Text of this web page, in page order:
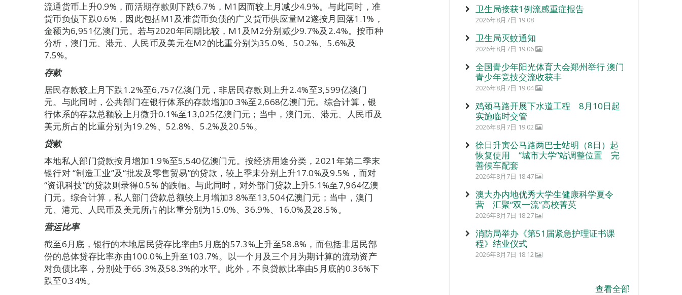
流通货币上升0.9%，而活期存款则下跌6.7%，M1因而较上月减少4.9%。与此同时，准
货币负债下跌0.6%，因此包括M1及准货币负债的广义货币供应量M2遂按月回落1.1%，
金额为6,951亿澳门元。若与2020年同期比较，M1及M2分别减少9.7%及2.4%。按币种
分析，澳门元、港元、人民币及美元在M2的比重分别为35.0%、50.2%、5.6%及
7.5%。
存款
居民存款较上月下跌1.2%至6,757亿澳门元，非居民存款则上升2.4%至3,599亿澳门
元。与此同时，公共部门在银行体系的存款增加0.3%至2,668亿澳门元。综合计算，银
行体系的存款总额较上月微升0.1%至13,025亿澳门元；当中，澳门元、港元、人民币及
美元所占的比重分别为19.2%、52.8%、5.2%及20.5%。
贷款
本地私人部门贷款按月增加1.9%至5,540亿澳门元。按经济用途分类，2021年第二季末
银行对 “制造工业”及“批发及零售贸易”的贷款，较上季末分别上升17.0%及9.5%，而对
“资讯科技”的贷款则录得0.5% 的跌幅。与此同时，对外部门贷款上升5.1%至7,964亿澳
门元。综合计算，私人部门贷款总额较上月增加3.8%至13,504亿澳门元；当中，澳门
元、港元、人民币及美元所占的比重分别为15.0%、36.9%、16.0%及28.5%。
营运比率
截至6月底，银行的本地居民贷存比率由5月底的57.3%上升至58.8%，而包括非居民部
份的总体贷存比率亦由100.0%上升至103.7%。以一个月及三个月为期计算的流动资产
对负债比率，分别处于65.3%及58.3%的水平。此外，不良贷款比率由5月底的0.36%下
跌至0.34%。
卫生局接获1例流感重症报告
2026年8月7日 19:08
卫生局灭蚊通知
2026年8月7日 19:06
全国青少年阳光体育大会郑州举行 澳门
青少年竞技交流收获丰
2026年8月7日 19:04
鸡颈马路开展下水道工程 8月10日起
实施临时交管
2026年8月7日 19:02
徐日升寅公马路两巴士站明（8日）起
恢复使用 “城市大学”站调整位置 完
善候车配套
2026年8月7日 18:47
澳大办内地优秀大学生健康科学夏令
营 汇聚“双一流”高校菁英
2026年8月7日 18:27
消防局举办《第51届紧急护理证书课
程》结业仪式
2026年8月7日 18:12
查看全部